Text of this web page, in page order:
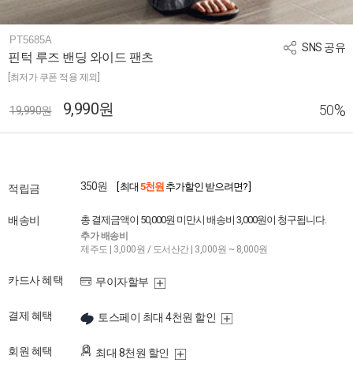
SNS 공유
PT5685A
핀턱 루즈 밴딩 와이드 팬츠
[최저가 쿠폰 적용 제외]
19,990원 9,990원 50%
적립금 350원 [ 최대 5천원 추가할인 받으려면? ]
배송비 총 결제금액이 50,000원 미만시 배송비 3,000원이 청구됩니다.
추가 배송비
제주도 | 3,000원 / 도서산간 | 3,000원 ~ 8,000원
카드사 혜택 무이자할부
결제 혜택 토스페이 최대 4천원 할인
회원 혜택 최대 8천원 할인